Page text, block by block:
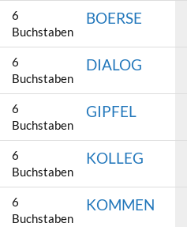
6
Buchstaben
BOERSE
6
Buchstaben
DIALOG
6
Buchstaben
GIPFEL
6
Buchstaben
KOLLEG
6
Buchstaben
KOMMEN